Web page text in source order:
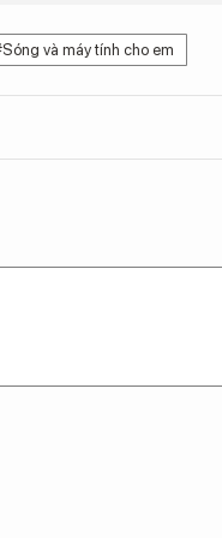
và máy tính cho em